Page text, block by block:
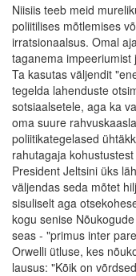
Niisiis teeb meid
poliitilises mõtlemises
irratsionaalsus. Omal
taganema
Ta kasutas väljendit
tegelda lahenduste
sotsiaalsetele, aga ka
oma suure
poliitikategelased
rahutagaja
President Jeltsini üks
väljendas seda mõtet
sisuliselt aga
kogu senise
seas - "primus inter
Orwelli ütluse, kes
lausus: "Kõik on